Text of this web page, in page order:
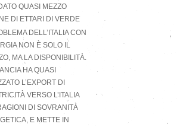
QUASI MEZZO
DI ETTARI DI VERDE
DELL’ITALIA CON
NON È SOLO IL
MA LA DISPONIBILITÀ.
HA QUASI
L’EXPORT DI
VERSO L’ITALIA
DI SOVRANITÀ
E METTE IN